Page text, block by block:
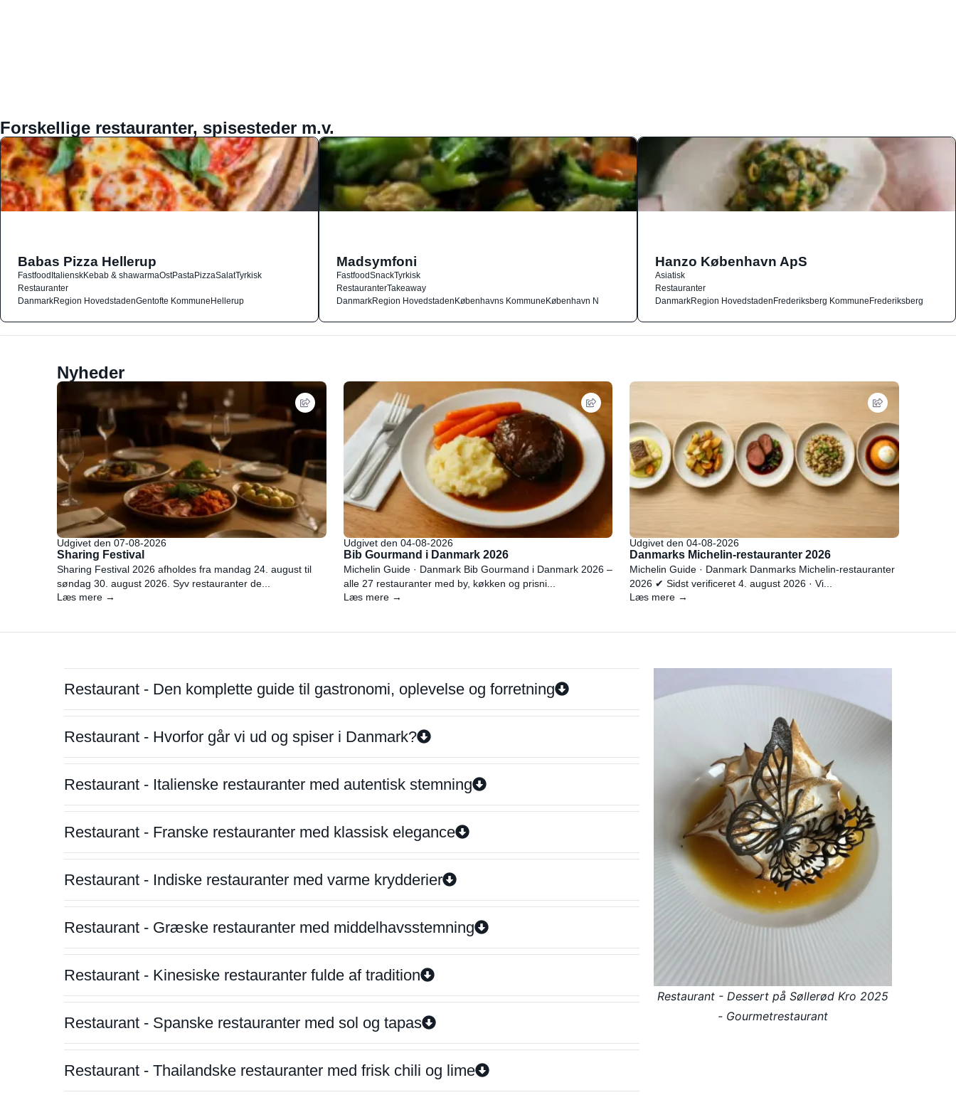
Forskellige restauranter, spisesteder m.v.
Babas Pizza Hellerup
FastfoodItalienskKebab & shawarmaOstPastaPizzaSalatTyrkisk
Restauranter
DanmarkRegion HovedstadenGentofte KommuneHellerup
Madsymfoni
FastfoodSnackTyrkisk
RestauranterTakeaway
DanmarkRegion HovedstadenKøbenhavns KommuneKøbenhavn N
Hanzo København ApS
Asiatisk
Restauranter
DanmarkRegion HovedstadenFrederiksberg KommuneFrederiksberg
Nyheder
Udgivet den 07-08-2026
Sharing Festival
Sharing Festival 2026 afholdes fra mandag 24. august til
søndag 30. august 2026. Syv restauranter de...
Læs mere →
Udgivet den 04-08-2026
Bib Gourmand i Danmark 2026
Michelin Guide · Danmark Bib Gourmand i Danmark 2026 –
alle 27 restauranter med by, køkken og prisni...
Læs mere →
Udgivet den 04-08-2026
Danmarks Michelin-restauranter 2026
Michelin Guide · Danmark Danmarks Michelin-restauranter
2026 ✔ Sidst verificeret 4. august 2026 · Vi...
Læs mere →
Restaurant - Den komplette guide til gastronomi, oplevelse og forretning
Restaurant - Hvorfor går vi ud og spiser i Danmark?
Restaurant - Italienske restauranter med autentisk stemning
Restaurant - Franske restauranter med klassisk elegance
Restaurant - Indiske restauranter med varme krydderier
Restaurant - Græske restauranter med middelhavsstemning
Restaurant - Kinesiske restauranter fulde af tradition
Restaurant - Spanske restauranter med sol og tapas
Restaurant - Thailandske restauranter med frisk chili og lime
Restaurant - Dessert på Søllerød Kro 2025
- Gourmetrestaurant